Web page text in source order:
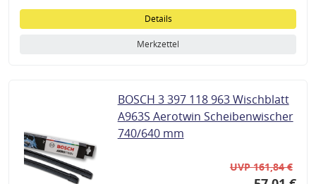
Details
Merkzettel
BOSCH 3 397 118 963 Wischblatt
A963S Aerotwin Scheibenwischer
740/640 mm
UVP 161,84 €